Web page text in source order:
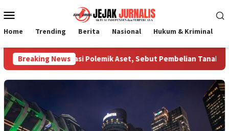
ke
Mobile
Home Trending Berita Nasional Hukum & Kriminal
Breaking News
Klarifikasi Polemik Aset, Sebut Pembelian Tanah